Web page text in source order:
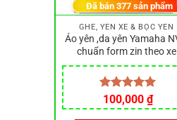
GHẾ, YÊN XE & BỌC YÊN
Áo yên ,da yên Yamaha
chuẩn form zin theo xe
Được xếp
hạng5.00
100,000₫
Đã bán 377sản phẩm